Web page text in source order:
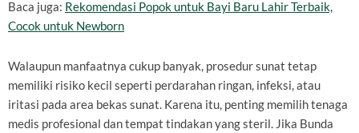
Baca juga: Rekomendasi Popok untuk Bayi Baru Lahir Terbaik,
Cocok untuk Newborn
Walaupun manfaatnya cukup banyak, prosedur sunat tetap
memiliki risiko kecil seperti perdarahan ringan, infeksi, atau
iritasi pada area bekas sunat. Karena itu, penting memilih tenaga
medis profesional dan tempat tindakan yang steril. Jika Bunda